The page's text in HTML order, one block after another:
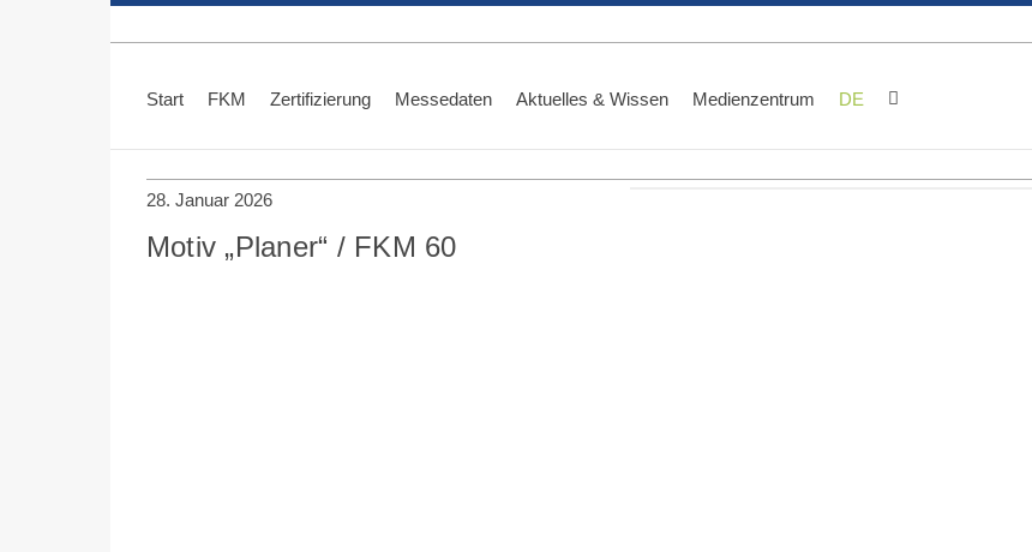
Start
FKM Zertifizierung Messedaten Aktuelles & Wissen Medienzentrum DE
28. Januar 2026
Motiv „Planer“ / FKM 60